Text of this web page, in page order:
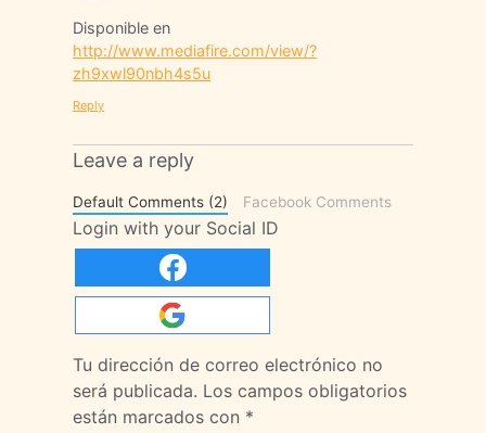
Disponible en
http://www.mediafire.com/view/?
zh9xwl90nbh4s5u
Reply
Leave a reply
Default Comments (2) Facebook Comments
Login with your Social ID
Tu dirección de correo electrónico no
será publicada. Los campos obligatorios
están marcados con *